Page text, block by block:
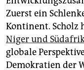
Zuerst ein
Kontinent. Scholz
Niger und
globale
Demokratien der